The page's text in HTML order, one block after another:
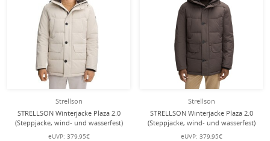
Strellson
STRELLSON Winterjacke Plaza 2.0
(Steppjacke, wind- und wasserfest)
cremeweiss Herren
eUVP: 379,95€
Strellson
STRELLSON Winterjacke Plaza 2.0
(Steppjacke, wind- und wasserfest)
dunkelbraun Herren
eUVP: 379,95€